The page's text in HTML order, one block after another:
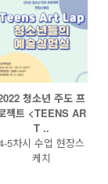
청소년 주도 프
젝트 <TEENS AR
T ..
5차시 수업 현장스
케치